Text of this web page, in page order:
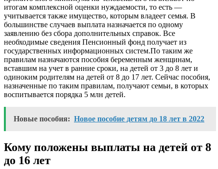
итогам комплексной оценки нуждаемости, то есть —
учитывается также имущество, которым владеет семья. В
большинстве случаев выплата назначается по одному
заявлению без сбора дополнительных справок. Все
необходимые сведения Пенсионный фонд получает из
государственных информационных систем.По таким же
правилам назначаются пособия беременным женщинам,
вставшим на учет в ранние сроки, на детей от 3 до 8 лет и
одиноким родителям на детей от 8 до 17 лет. Сейчас пособия,
назначенные по таким правилам, получают семьи, в которых
воспитывается порядка 5 млн детей.
Новые пособия: Новое пособие детям до 18 лет в 2022
Кому положены выплаты на детей от 8
до 16 лет